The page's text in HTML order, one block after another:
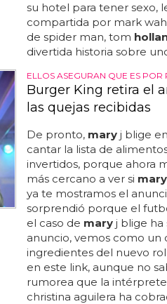
su hotel para tener sexo,
compartida por mark
de spider man, tom
divertida historia sobre
ELLOS ASEGURAN QUE ES POR
Burger King retira el
las quejas recibidas
De pronto, maryj blige
cantar la lista de
invertidos, porque ahora
más cercano a ver si mary
ya te mostramos el
sorprendió porque el
el caso de maryj blige ha
anuncio, vemos como un
ingredientes del nuevo
en este link, aunque no
rumorea que la
christina aguilera ha